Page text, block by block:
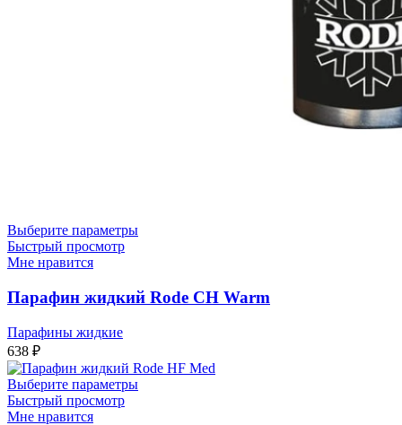
Выберите параметры
Быстрый просмотр
Мне нравится
Парафин жидкий Rode CH Warm
Парафины жидкие
638 ₽
Выберите параметры
Быстрый просмотр
Мне нравится